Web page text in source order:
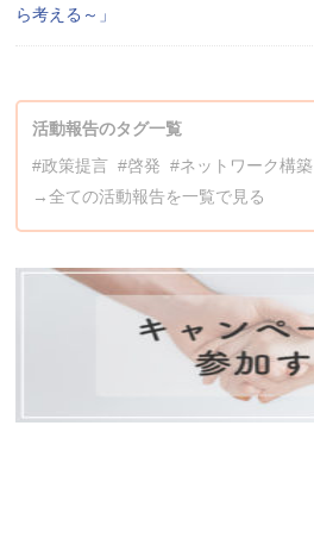
ら考える～」
活動報告のタグ一覧
#政策提言 #啓発 #ネットワーク構築
→全ての活動報告を一覧で見る